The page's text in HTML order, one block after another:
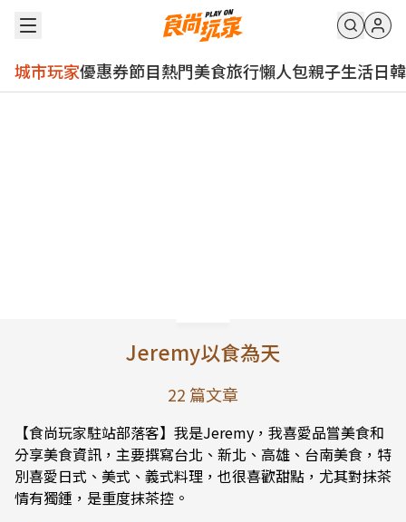
城市玩家優惠券節目熱門美食旅行懶人包親子生活日韓
Jeremy以食為天
22 篇文章
【食尚玩家駐站部落客】我是Jeremy，我喜愛品嘗美食和
分享美食資訊，主要撰寫台北、新北、高雄、台南美食，特
別喜愛日式、美式、義式料理，也很喜歡甜點，尤其對抹茶
情有獨鍾，是重度抹茶控。